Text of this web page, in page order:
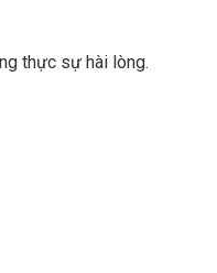
thực sự hài lòng.